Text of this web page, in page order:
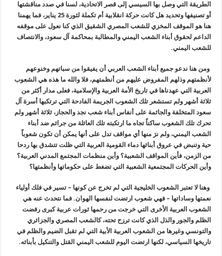
الطريقة التي وصل بها السيسي إلى قصر الاتحادية، لسنا في صدد مناقشتها
أو تصنيفها وتحديد هل كانت حركة انقلابية أم تكملة لثورة 25 يناير، فما يهمنا
هنا هو الموقف المخزي للشعب المصري الشقيق الذي كنا نعول على موقفه
الداعم لحقوق أبناء الشعب اليمني والمطالبة بمحاكمة آل سعود، والانتصاف
للشعب اليمني.
ومن هنا ندعو جميع أبناء الشعب العربي أن يفيقوا من سباتهم وخنوعهم
لأنظمتهم وذلهم المفروض عليهم من أنظمتهم، فلا والله ما هذه هي الشعوب
العربية التي عهدناها في تاريخ الأمة العربية والإسلامية، فعلى مدار أكثر من
ثلاثة أشهر ولم تستشعر تلك الشعوب الجريمة الفادحة التي ترتكبها أسرة آل
سعود المتخلفة والجاثمة على أنفاس أبناء شعب نجد والحجاز، ثلاثة أشهر ولم
تحرك تلك الشعوب ساكناً تجاه ما ارتكبته تلك العائلة من جرائم ضد أبناء
الشعب اليمني، ولم نرَ منها أي مواقف تدل على أنها يمكن أن تكون شعوباً
حية وتنبض في عروق أبنائها دماء القومية العربية التي ظلت تتشدق بها ردحا
من الزمن، فأين المواقف الشعبية؟ وأين منظمات المجتمع المدني العربية؟
وأين الحركات المجتمعية الشعبية التي تضغط على حكوماتها وأنظمتها؟
وهنا لا تعتبر الشعوب الخليجية التي لم تخرج عن كونها – تسير في فلك أولياء
نعمتها وساداتها – فهي شعوب ارتضت لنفسها الهوان. فما نتحدث عنه هي
الشعوب العربية الأخرى التي خرجت من رحمها ثورات عربية كبرى رفضت
الظلم والجور والذل الذي كانت ترزح تحته، كالشعب المصري والجزائري
والتونسي وغيرها من الشعوب العربية الأبية التي لم تقبل الضيم والظلم في
تاريخها السياسي، لكنها ارتضت اليوم للشعب اليمني القتل والتنكيل بأبنائه.